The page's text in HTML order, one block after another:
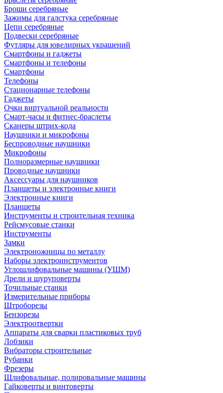
Броши серебряные
Зажимы для галстука серебряные
Цепи серебряные
Подвески серебряные
Футляры для ювелирных украшений
Смартфоны и гаджеты
Смартфоны и телефоны
Смартфоны
Телефоны
Стационарные телефоны
Гаджеты
Очки виртуальной реальности
Смарт-часы и фитнес-браслеты
Сканеры штрих-кода
Наушники и микрофоны
Беспроводные наушники
Микрофоны
Полноразмерные наушники
Проводные наушники
Аксессуары для наушников
Планшеты и электронные книги
Электронные книги
Планшеты
Инструменты и строительная техника
Рейсмусовые станки
Инструменты
Замки
Электроножницы по металлу
Наборы электроинструментов
Углошлифовальные машины (УШМ)
Дрели и шуруповерты
Точильные станки
Измерительные приборы
Штроборезы
Бензорезы
Электроотвертки
Аппараты для сварки пластиковых труб
Лобзики
Вибраторы строительные
Рубанки
Фрезеры
Шлифовальные, полировальные машины
Гайковерты и винтоверты